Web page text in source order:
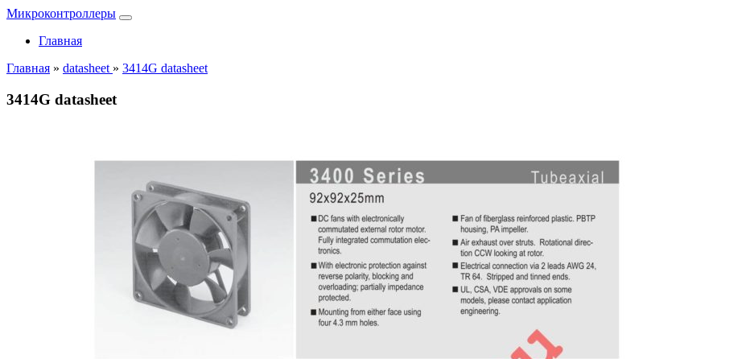
Микроконтроллеры
Главная
Главная » datasheet » 3414G datasheet
3414G datasheet